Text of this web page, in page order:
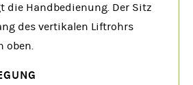
die Handbedienung. Der Sitz
des vertikalen Liftrohrs
oben.